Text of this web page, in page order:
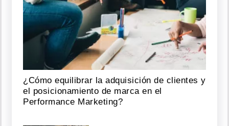
¿Cómo equilibrar la adquisición de clientes y
el posicionamiento de marca en el
Performance Marketing?